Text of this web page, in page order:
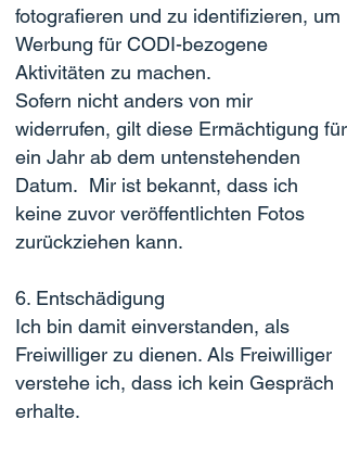
fotografieren und zu identifizieren, um
Werbung für CODI-bezogene
Aktivitäten zu machen.
Sofern nicht anders von mir
widerrufen, gilt diese Ermächtigung für
ein Jahr ab dem untenstehenden
Datum. Mir ist bekannt, dass ich
keine zuvor veröffentlichten Fotos
zurückziehen kann.
6. Entschädigung
Ich bin damit einverstanden, als
Freiwilliger zu dienen. Als Freiwilliger
verstehe ich, dass ich kein Gespräch
erhalte.